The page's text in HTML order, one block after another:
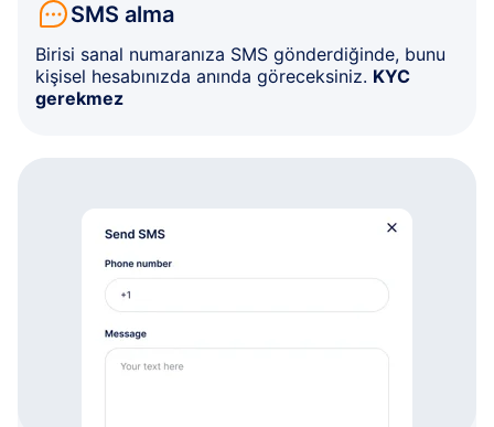
SMS alma
Birisi sanal numaranıza SMS gönderdiğinde, bunu
kişisel hesabınızda anında göreceksiniz. KYC
gerekmez